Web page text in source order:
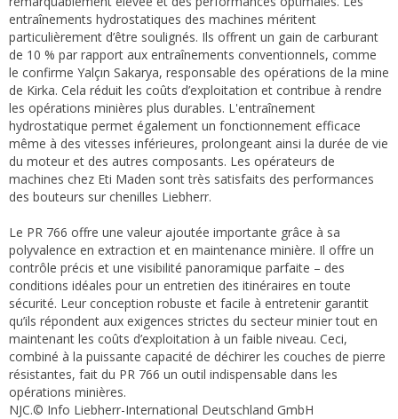
entraînements hydrostatiques des machines méritent
particulièrement d’être soulignés. Ils offrent un gain de carburant
de 10 % par rapport aux entraînements conventionnels, comme
le confirme Yalçın Sakarya, responsable des opérations de la mine
de Kirka. Cela réduit les coûts d’exploitation et contribue à rendre
les opérations minières plus durables. L'entraînement
hydrostatique permet également un fonctionnement efficace
même à des vitesses inférieures, prolongeant ainsi la durée de vie
du moteur et des autres composants. Les opérateurs de
machines chez Eti Maden sont très satisfaits des performances
des bouteurs sur chenilles Liebherr.
Le PR 766 offre une valeur ajoutée importante grâce à sa
polyvalence en extraction et en maintenance minière. Il offre un
contrôle précis et une visibilité panoramique parfaite – des
conditions idéales pour un entretien des itinéraires en toute
sécurité. Leur conception robuste et facile à entretenir garantit
qu’ils répondent aux exigences strictes du secteur minier tout en
maintenant les coûts d’exploitation à un faible niveau. Ceci,
combiné à la puissante capacité de déchirer les couches de pierre
résistantes, fait du PR 766 un outil indispensable dans les
opérations minières.
NJC.© Info Liebherr-International Deutschland GmbH